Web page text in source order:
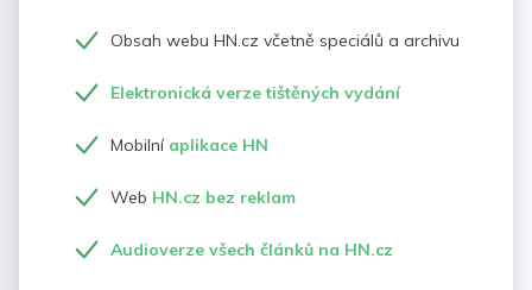
Obsah webu HN.cz včetně speciálů a archivu
Elektronická verze tištěných vydání
Mobilní aplikace HN
Web HN.cz bez reklam
Audioverze všech článků na HN.cz